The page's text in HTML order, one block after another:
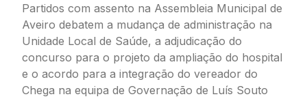
Partidos com assento na Assembleia Municipal de
Aveiro debatem a mudança de administração na
Unidade Local de Saúde, a adjudicação do
concurso para o projeto da ampliação do hospital
e o acordo para a integração do vereador do
Chega na equipa de Governação de Luís Souto